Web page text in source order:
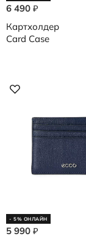
6 490 ₽
Картхолдер
Card Case
- 5% ОНЛАЙН
5 990 ₽